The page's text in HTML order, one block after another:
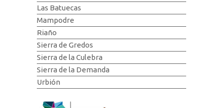
Las Batuecas
Mampodre
Riaño
Sierra de Gredos
Sierra de la Culebra
Sierra de la Demanda
Urbión